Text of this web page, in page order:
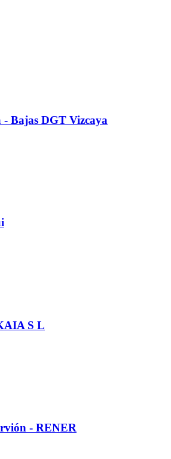
- Bajas DGT Vizcaya
S L
- RENER